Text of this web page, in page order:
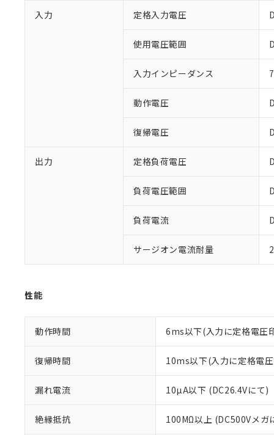
入力 定格入力電圧
使用電圧範囲
入力インピーダンス
動作電圧
復帰電圧
出力 定格負荷電圧
負荷電圧範囲
負荷電流
サージオン電流耐量
性能
動作時間 6ms以下(入力に定格電圧
復帰時間 10ms以下(入力に定格電
漏れ電流 10µA以下 (DC26.4Vにて)
絶縁抵抗 100MΩ以上 (DC500Vメガ
ご利用条件
以下の条件をお
本サービス
くものです。
当社制御機
在庫状況お
のであり、
在庫状況お
す。
ている必要
お客様が当
が、当社の
さい。
※当社の共同
いる法人を指
※1 対応状況
対応済み：
対応予定：EU
対応予定なし：
調査・確認中：
非該当品：ライ
鉛(Pb) 1000ppm以下
六価クロム(Cr(Ⅵ))
フタル酸ビス(2-エチ
ル（DBP） 1000ppm以
但し、RoHS指令で産業
フタル酸エステル類の
部品在庫の切り替
※3 非含有証明
下記の非含有証明
※1 中国
「○」：最大均質
「×」：最大均質
「－」：未確認
*中国RoHS10物質の基
Pb(鉛) :1000ppm、 Hg(
Cr(Ⅵ)(六価クロム) :
※2 環境保護使
「10」：通常の使
味します。
う）を輸出
などの必要
当社は規制
ます。
また当社は
たしません。
－
在庫な
機器販
空
白
受注生